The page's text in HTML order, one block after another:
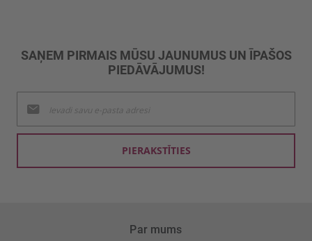
SAŅEM PIRMAIS MŪSU JAUNUMUS UN ĪPAŠOS
PIEDĀVĀJUMUS!
jaunumu
saņemšanai:
PIERAKSTĪTIES
Par mums